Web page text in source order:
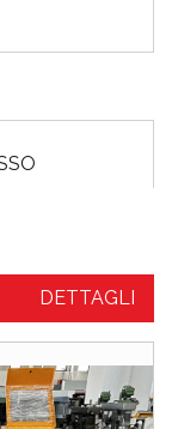
DETTAGLI